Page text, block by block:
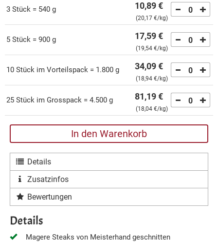
3 Stück = 540 g 10,89 €
(20,17 €/kg)
0
5 Stück = 900 g 17,59 €
(19,54 €/kg)
0
10 Stück im Vorteilspack = 1.800 g 34,09 €
(18,94 €/kg)
0
25 Stück im Grosspack = 4.500 g 81,19 €
(18,04 €/kg)
0
In den Warenkorb
Details
Zusatzinfos
Bewertungen
Details
Magere Steaks von Meisterhand geschnitten